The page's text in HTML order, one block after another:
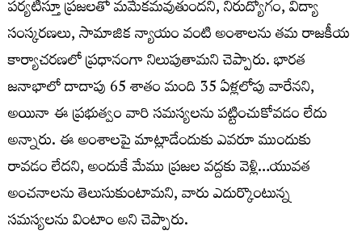
పర్యటిస్తూ ప్రజలతో మమేకమవుతుందని, నిరుద్యోగం, విద్యా
సంస్కరణలు, సామాజిక న్యాయం వంటి అంశాలను తమ రాజకీయ
కార్యాచరణలో ప్రధానంగా నిలుపుతామని చెప్పారు. భారత
జనాభాలో దాదాపు 65 శాతం మంది 35 ఏళ్లలోపు వారేనని,
అయినా ఈ ప్రభుత్వం వారి సమస్యలను పట్టించుకోవడం లేదు
అన్నారు. ఈ అంశాలపై మాట్లాడేందుకు ఎవరూ ముందుకు
రావడం లేదని, అందుకే మేము ప్రజల వద్దకు వెళ్లి…యువత
అంచనాలను తెలుసుకుంటామని, వారు ఎదుర్కొంటున్న
సమస్యలను వింటాం అని చెప్పారు.